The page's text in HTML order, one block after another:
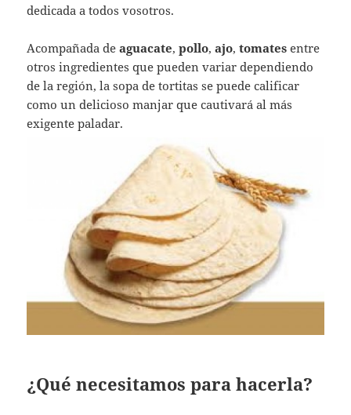
dedicada a todos vosotros.
Acompañada deaguacate,pollo,ajo,tomates entre
otros ingredientes que pueden variar dependiendo
de la región, la sopa de tortitas se puede calificar
como un delicioso manjar que cautivará al más
exigente paladar.
¿Qué necesitamos para hacerla?